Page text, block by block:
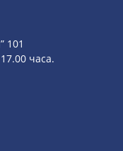
101
часа.